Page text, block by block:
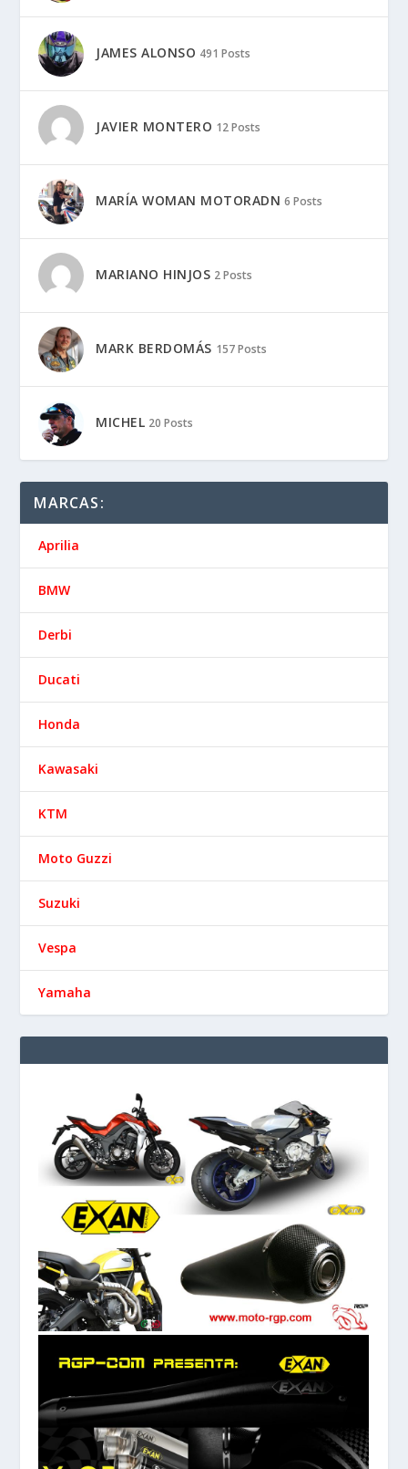
JAMES ALONSO 491 Posts
JAVIER MONTERO 12 Posts
MARÍA WOMAN MOTORADN 6 Posts
MARIANO HINJOS 2 Posts
MARK BERDOMÁS 157 Posts
MICHEL 20 Posts
MARCAS:
Aprilia
BMW
Derbi
Ducati
Honda
Kawasaki
KTM
Moto Guzzi
Suzuki
Vespa
Yamaha